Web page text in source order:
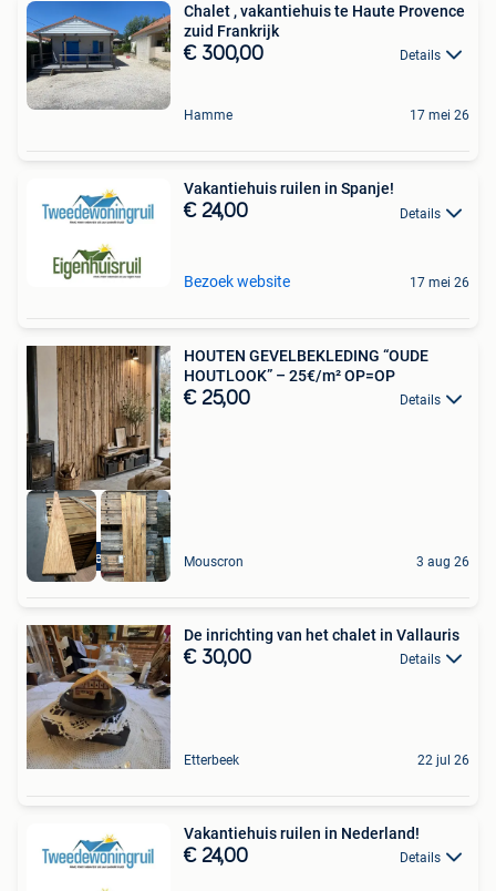
Chalet , vakantiehuis te Haute Provence
zuid Frankrijk
€ 300,00 Details
Hamme 17 mei 26
Vakantiehuis ruilen in Spanje!
€ 24,00 Details
Bezoek website 17 mei 26
Bardage ancien
HOUTEN GEVELBEKLEDING “OUDE
HOUTLOOK” – 25€/m² OP=OP
€ 25,00 Details
Mouscron 3 aug 26
De inrichting van het chalet in Vallauris
€ 30,00 Details
Etterbeek 22 jul 26
Vakantiehuis ruilen in Nederland!
€ 24,00 Details